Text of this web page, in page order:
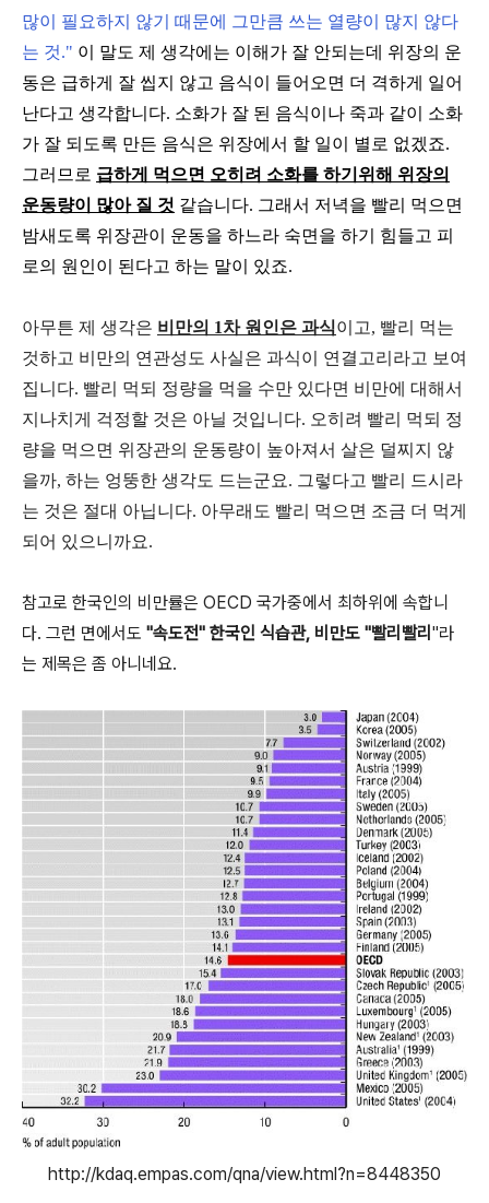
많이 필요하지 않기 때문에 그만큼 쓰는 열량이 많지 않다
는 것." 이 말도 제 생각에는 이해가 잘 안되는데 위장의 운
동은 급하게 잘 씹지 않고 음식이 들어오면 더 격하게 일어
난다고 생각합니다. 소화가 잘 된 음식이나 죽과 같이 소화
가 잘 되도록 만든 음식은 위장에서 할 일이 별로 없겠죠.
그러므로 급하게 먹으면 오히려 소화를 하기위해 위장의
운동량이 많아 질 것 같습니다. 그래서 저녁을 빨리 먹으면
밤새도록 위장관이 운동을 하느라 숙면을 하기 힘들고 피
로의 원인이 된다고 하는 말이 있죠.
아무튼 제 생각은 비만의 1차 원인은 과식이고, 빨리 먹는
것하고 비만의 연관성도 사실은 과식이 연결고리라고 보여
집니다. 빨리 먹되 정량을 먹을 수만 있다면 비만에 대해서
지나치게 걱정할 것은 아닐 것입니다. 오히려 빨리 먹되 정
량을 먹으면 위장관의 운동량이 높아져서 살은 덜찌지 않
을까, 하는 엉뚱한 생각도 드는군요. 그렇다고 빨리 드시라
는 것은 절대 아닙니다. 아무래도 빨리 먹으면 조금 더 먹게
되어 있으니까요.
참고로 한국인의 비만률은 OECD 국가중에서 최하위에 속합니
다. 그런 면에서도 ''속도전'' 한국인 식습관, 비만도 ''빨리빨리 "라
는 제목은 좀 아니네요.
http://kdaq.empas.com/qna/view.html?n=8448350